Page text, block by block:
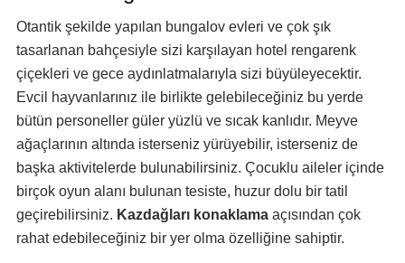
Otantik şekilde yapılan bungalov evleri ve çok şık
tasarlanan bahçesiyle sizi karşılayan hotel rengarenk
çiçekleri ve gece aydınlatmalarıyla sizi büyüleyecektir.
Evcil hayvanlarınız ile birlikte gelebileceğiniz bu yerde
bütün personeller güler yüzlü ve sıcak kanlıdır. Meyve
ağaçlarının altında isterseniz yürüyebilir, isterseniz de
başka aktivitelerde bulunabilirsiniz. Çocuklu aileler içinde
birçok oyun alanı bulunan tesiste, huzur dolu bir tatil
geçirebilirsiniz. Kazdağları konaklama açısından çok
rahat edebileceğiniz bir yer olma özelliğine sahiptir.